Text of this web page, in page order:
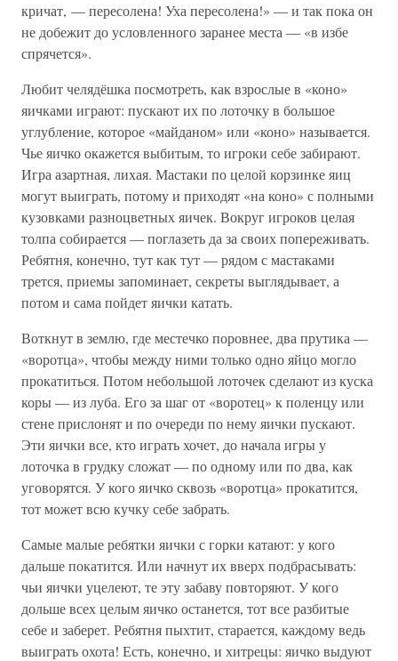
кричат, — пересолена! Уха пересолена!» — и так пока он
не добежит до условленного заранее места — «в избе
спрячется».
Любит челядёшка посмотреть, как взрослые в «коно»
яичками играют: пускают их по лоточку в большое
углубление, которое «майданом» или «коно» называется.
Чье яичко окажется выбитым, то игроки себе забирают.
Игра азартная, лихая. Мастаки по целой корзинке яиц
могут выиграть, потому и приходят «на коно» с полными
кузовками разноцветных яичек. Вокруг игроков целая
толпа собирается — поглазеть да за своих попереживать.
Ребятня, конечно, тут как тут — рядом с мастаками
трется, приемы запоминает, секреты выглядывает, а
потом и сама пойдет яички катать.
Воткнут в землю, где местечко поровнее, два прутика —
«воротца», чтобы между ними только одно яйцо могло
прокатиться. Потом небольшой лоточек сделают из куска
коры — из луба. Его за шаг от «воротец» к поленцу или
стене прислонят и по очереди по нему яички пускают.
Эти яички все, кто играть хочет, до начала игры у
лоточка в грудку сложат — по одному или по два, как
уговорятся. У кого яичко сквозь «воротца» прокатится,
тот может всю кучку себе забрать.
Самые малые ребятки яички с горки катают: у кого
дальше покатится. Или начнут их вверх подбрасывать:
чьи яички уцелеют, те эту забаву повторяют. У кого
дольше всех целым яичко останется, тот все разбитые
себе и заберет. Ребятня пыхтит, старается, каждому ведь
выиграть охота! Есть, конечно, и хитрецы: яичко выдуют